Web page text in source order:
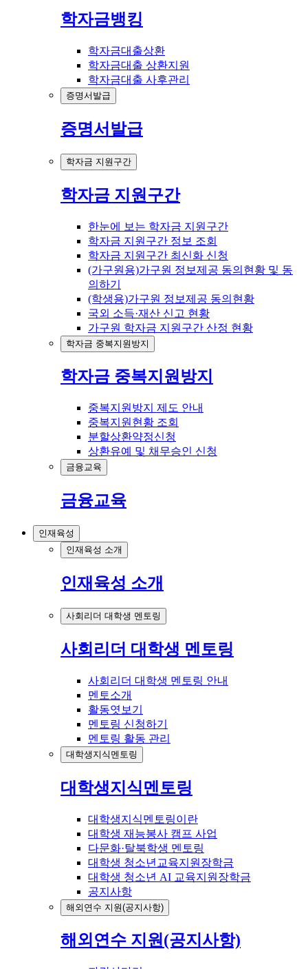
학자금뱅킹
학자금대출상환
학자금대출 상환지원
학자금대출 사후관리
증명서발급
증명서발급
학자금 지원구간
학자금 지원구간
한눈에 보는 학자금 지원구간
학자금 지원구간 정보 조회
학자금 지원구간 최신화 신청
(가구원용)가구원 정보제공 동의현황 및 동
의하기
(학생용)가구원 정보제공 동의현황
국외 소득·재산 신고 현황
가구원 학자금 지원구간 산정 현황
학자금 중복지원방지
학자금 중복지원방지
중복지원방지 제도 안내
중복지원현황 조회
분할상환약정신청
상환유예 및 채무승인 신청
금융교육
금융교육
인재육성
인재육성 소개
인재육성 소개
사회리더 대학생 멘토링
사회리더 대학생 멘토링
사회리더 대학생 멘토링 안내
멘토소개
활동엿보기
멘토링 신청하기
멘토링 활동 관리
대학생지식멘토링
대학생지식멘토링
대학생지식멘토링이란
대학생 재능봉사 캠프 사업
다문화·탈북학생 멘토링
대학생 청소년교육지원장학금
대학생 청소년 AI 교육지원장학금
공지사항
해외연수 지원(공지사항)
해외연수 지원(공지사항)